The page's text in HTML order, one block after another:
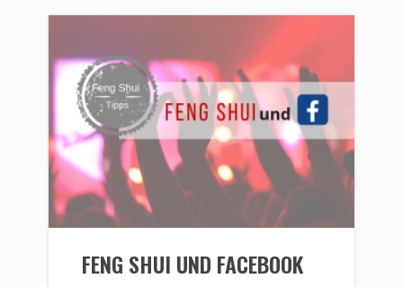
FENG SHUI UND FACEBOOK